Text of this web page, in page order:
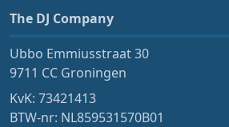
The DJ Company
Ubbo Emmiusstraat 30
9711 CC Groningen
KvK: 73421413
BTW-nr: NL859531570B01